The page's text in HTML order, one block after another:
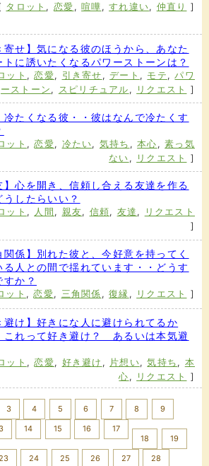
タロット , 恋愛 ,喧嘩 ,すれ違い, 仲直り ]
寄せ】気になる彼のほうから、あなた
トに誘いたくなるパワーストーンは？
ット ,恋愛, 引き寄せ ,デート , モテ ,パワ
ーストーン , スピリチュアル , リクエスト ]
冷たくなる彼・・彼はなんで冷たくす
ット ,恋愛, 冷たい, 気持ち ,本心 ,素っ気
ない , リクエスト ]
】心を開き、信頼し合える友達を作る
うしたらいい？
ット , 人間 , 親友, 信頼, 友達 ,
リクエスト
]
関係】別れた彼と、今好意を持ってく
る人との間で揺れています・・どうす
すか？
ット ,恋愛, 三角関係 ,復縁 , リクエスト ]
避け】好きにな人に避けられてるか
これって好き避け？ あるいは本気避
ット ,恋愛, 好き避け , 片想い,気持ち , 本
心 , リクエスト ]
3 4 5 6 7 8 9
14 15 16
17
18
19
24 25 26 27 28